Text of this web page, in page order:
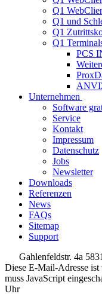
Q1
Q1 und
Q1
Q1
PCS
Unternehmen
Software
Service
Kontakt
Impressum
Datenschutz
Jobs
Newsletter
Downloads
Referenzen
News
FAQs
Sitemap
Support
Gahlenfeldstr. 4a
Diese E-Mail-Adresse
muss JavaScript
Uhr